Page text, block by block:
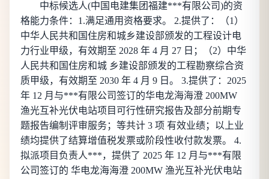
中标候选人(中国电建集团福建***有限公司)的资
格能力条件：1.满足通用资格要求。 2.提供了：（1）
中华人民共和国住房和城乡建设部颁发的工程设计电
力行业甲级，有效期至 2028 年 4 月 27 日；（2）中华
人民共和国住房和城 乡建设部颁发的工程勘察综合资
质甲级，有效期至 2030 年 4 月 9 日。 3.提供了：2025
年 12 月与***有限公司签订的华电龙海海澄 200MW
渔光互补光伏电站项目可行性研究报告及部分前期专
题报告编制评审服务；等共计 3 项 有效业绩；以上业
绩均提供了结算增值税发票或阶段性收付款发票。 4.
拟派项目负责人***，提供了 2025 年 12 月与***有限
公司签订的 华电龙海海澄 200MW 渔光互补光伏电站